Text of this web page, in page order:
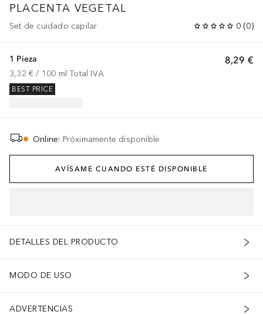
PLACENTA VEGETAL
Set de cuidado capilar 0 (0)
8,29 €
1 Pieza
3,32 € / 100 ml Total IVA
BEST PRICE
Online: Próximamente disponible
AVÍSAME CUANDO ESTÉ DISPONIBLE
DETALLES DEL PRODUCTO
MODO DE USO
ADVERTENCIAS